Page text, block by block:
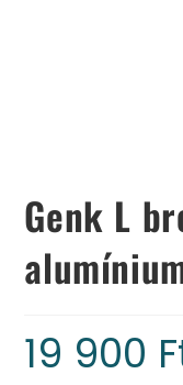
Genk L
19 900